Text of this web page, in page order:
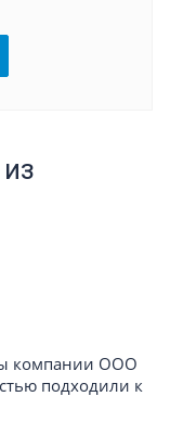
компании ООО
подходили к